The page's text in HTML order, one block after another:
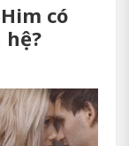
có